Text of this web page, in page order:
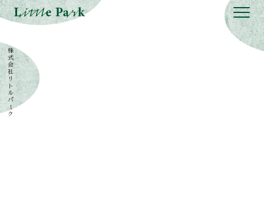
株
式
会
社
リ
ト
ル
パ
ー
ク